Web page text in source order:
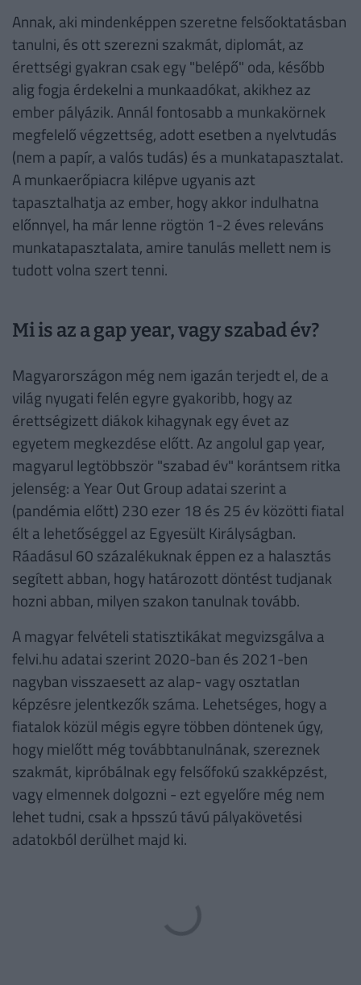
Annak, aki mindenképpen szeretne felsőoktatásban
tanulni, és ott szerezni szakmát, diplomát, az
érettségi gyakran csak egy "belépő" oda, később
alig fogja érdekelni a munkaadókat, akikhez az
ember pályázik. Annál fontosabb a munkakörnek
megfelelő végzettség, adott esetben a nyelvtudás
(nem a papír, a valós tudás) és a munkatapasztalat.
A munkaerőpiacra kilépve ugyanis azt
tapasztalhatja az ember, hogy akkor indulhatna
előnnyel, ha már lenne rögtön 1-2 éves releváns
munkatapasztalata, amire tanulás mellett nem is
tudott volna szert tenni.
Mi is az a gap year, vagy szabad év?
Magyarországon még nem igazán terjedt el, de a
világ nyugati felén egyre gyakoribb, hogy az
érettségizett diákok kihagynak egy évet az
egyetem megkezdése előtt. Az angolul gap year,
magyarul legtöbbször "szabad év" korántsem ritka
jelenség: a Year Out Group adatai szerint a
(pandémia előtt) 230 ezer 18 és 25 év közötti fiatal
élt a lehetőséggel az Egyesült Királyságban.
Ráadásul 60 százalékuknak éppen ez a halasztás
segített abban, hogy határozott döntést tudjanak
hozni abban, milyen szakon tanulnak tovább.
A magyar felvételi statisztikákat megvizsgálva a
felvi.hu adatai szerint 2020-ban és 2021-ben
nagyban visszaesett az alap- vagy osztatlan
képzésre jelentkezők száma. Lehetséges, hogy a
fiatalok közül mégis egyre többen döntenek úgy,
hogy mielőtt még továbbtanulnának, szereznek
szakmát, kipróbálnak egy felsőfokú szakképzést,
vagy elmennek dolgozni - ezt egyelőre még nem
lehet tudni, csak a hpsszú távú pályakövetési
adatokból derülhet majd ki.